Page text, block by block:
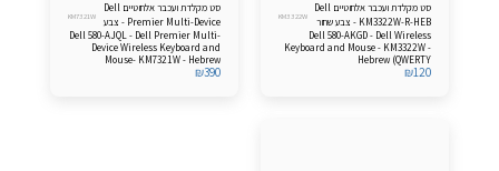
סט מקלדת ועכבר אלחוטיים Dell
KM3322W-R-HEB - צבע שחור
KM3322W
Dell 580-AKGD - Dell Wireless
Keyboard and Mouse - KM3322W -
Hebrew (QWERTY
₪120
סט מקלדת ועכבר אלחוטיים Dell
Premier Multi-Device - צבע
אפור
KM7321W
Dell 580-AJQL - Dell Premier Multi-
Device Wireless Keyboard and
Mouse- KM7321W - Hebrew
₪390